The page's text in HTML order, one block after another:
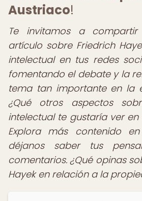
Austriaco!
Te invitamos a compartir
artículo sobre Friedrich
intelectual en tus redes
fomentando el debate y la
tema tan importante en la
¿Qué otros aspectos
intelectual te gustaría ver
Explora más contenido
déjanos saber tus
comentarios. ¿Qué opinas
Hayek en relación a la